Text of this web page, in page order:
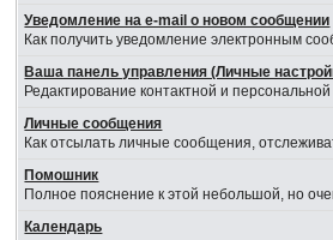
Уведомление на е-mail о новом сообщении
Как получить уведомление электронным
Ваша панель управления (Личные
Редактирование контактной и
Личные сообщения
Как отсылать личные сообщения,
Помошник
Полное пояснение к этой небольшой, но
Календарь